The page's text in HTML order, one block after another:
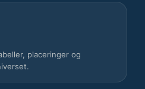
placeringer og